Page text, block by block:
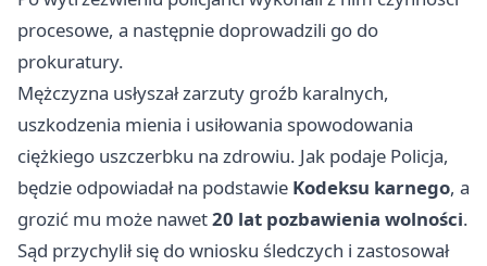
procesowe, a następnie doprowadzili go do
prokuratury.
Mężczyzna usłyszał zarzuty groźb karalnych,
uszkodzenia mienia i usiłowania spowodowania
ciężkiego uszczerbku na zdrowiu. Jak podaje Policja,
będzie odpowiadał na podstawie Kodeksu karnego, a
grozić mu może nawet20 lat pozbawienia wolności.
Sąd przychylił się do wniosku śledczych i zastosował